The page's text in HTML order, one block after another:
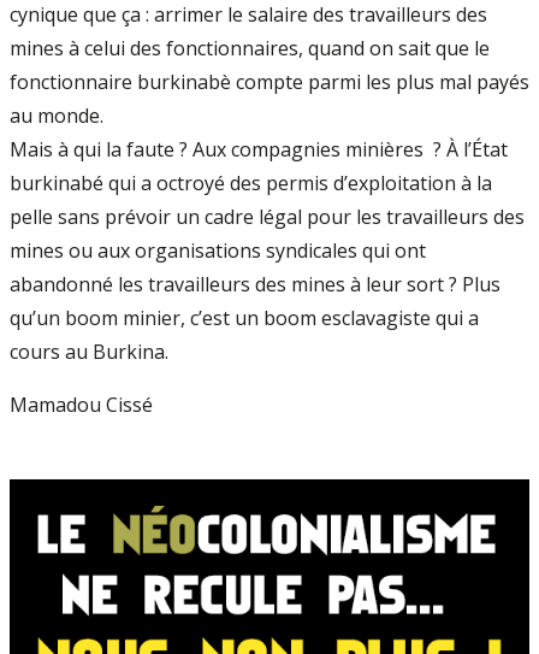
cynique que ça : arrimer le salaire des travailleurs des
mines à celui des fonctionnaires, quand on sait que le
fonctionnaire burkinabè compte parmi les plus mal payés
au monde.
Mais à qui la faute ? Aux compagnies minières ? À l’État
burkinabé qui a octroyé des permis d’exploitation à la
pelle sans prévoir un cadre légal pour les travailleurs des
mines ou aux organisations syndicales qui ont
abandonné les travailleurs des mines à leur sort ? Plus
qu’un boom minier, c’est un boom esclavagiste qui a
cours au Burkina.
Mamadou Cissé